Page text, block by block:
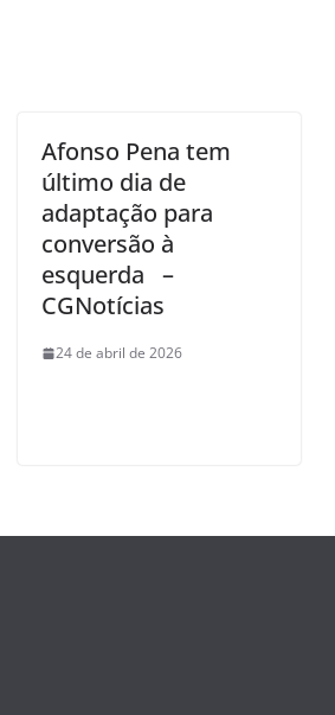
Afonso Pena tem
último dia de
adaptação para
conversão à
esquerda –
CGNotícias
24 de abril de 2026